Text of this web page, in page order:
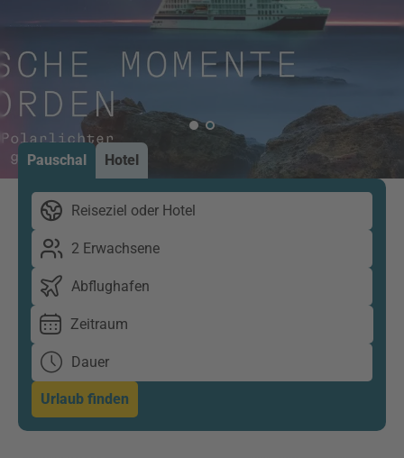
Pauschal Hotel
Reiseziel oder Hotel
2 Erwachsene
Abflughafen
Zeitraum
Dauer
Urlaub finden